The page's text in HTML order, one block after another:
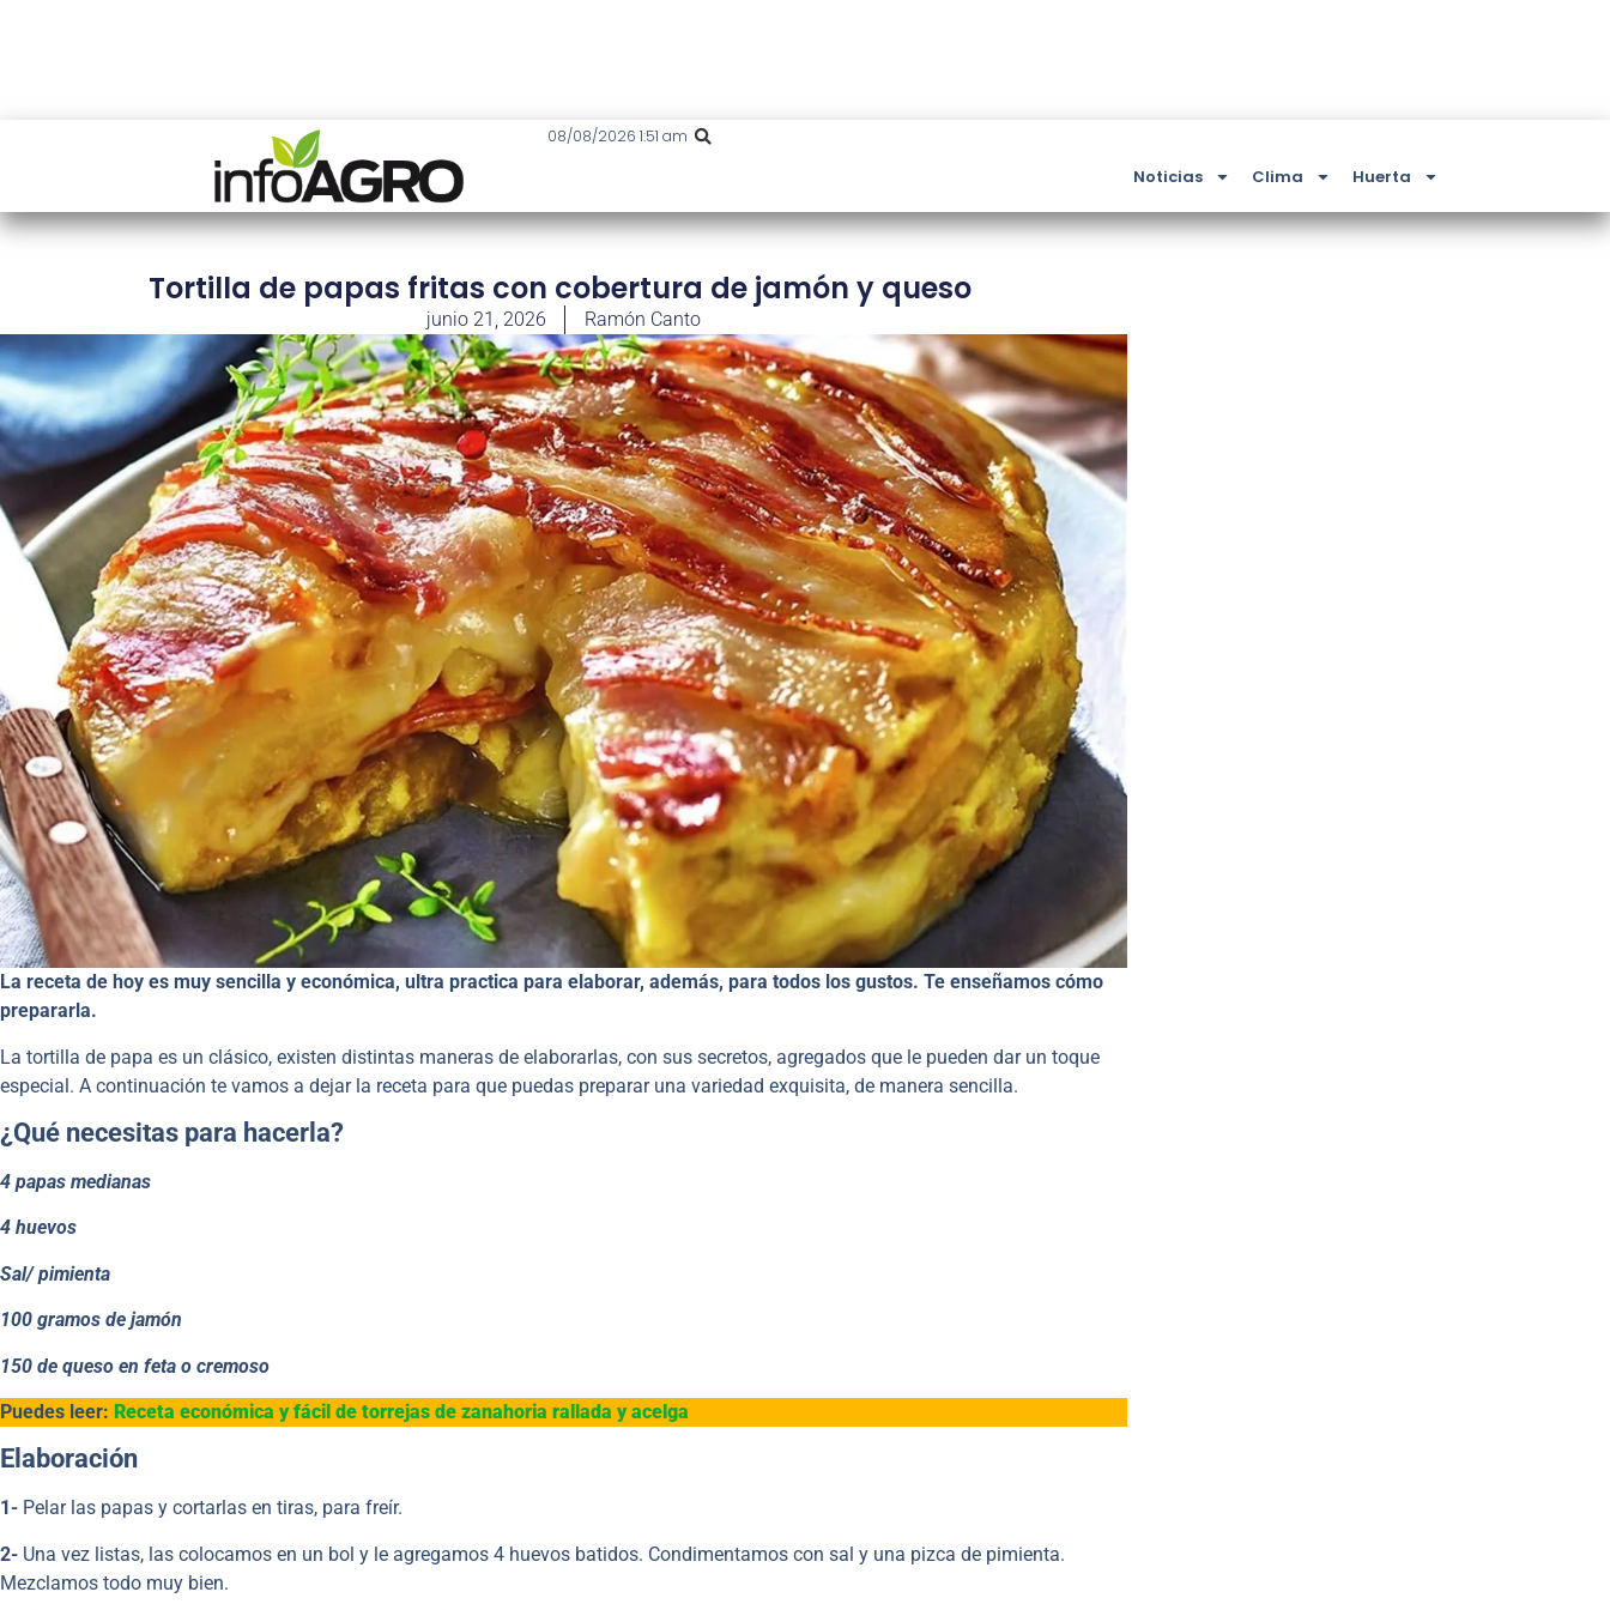
08/08/2026 1:51 am
Noticias Clima Huerta
Tortilla de papas fritas con cobertura de jamón y queso
junio 21, 2026 Ramón Canto
La receta de hoy es muy sencilla y económica, ultra practica para elaborar, además, para todos los gustos. Te enseñamos cómo
prepararla.
La tortilla de papa es un clásico, existen distintas maneras de elaborarlas, con sus secretos, agregados que le pueden dar un toque
especial. A continuación te vamos a dejar la receta para que puedas preparar una variedad exquisita, de manera sencilla.
¿Qué necesitas para hacerla?
4 papas medianas
4 huevos
Sal/ pimienta
100 gramos de jamón
150 de queso en feta o cremoso
Puedes leer: Receta económica y fácil de torrejas de zanahoria rallada y acelga
Elaboración
1- Pelar las papas y cortarlas en tiras, para freír.
2- Una vez listas, las colocamos en un bol y le agregamos 4 huevos batidos. Condimentamos con sal y una pizca de pimienta.
Mezclamos todo muy bien.